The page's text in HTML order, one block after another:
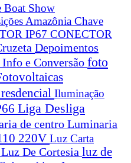
Boat Show
Amazônia Chave
IP67 CONECTOR
Depoimentos
e Conversão foto
Iluminação
Liga Desliga
de centro Luminaria
220V Luz Carta
Luz De Cortesia luz de